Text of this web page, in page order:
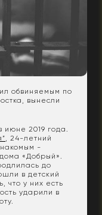
обвиняемым по
вынесли
2019 года.
, 24-летний
-
«Добрый».
до
в детский
что у них есть
ударили в